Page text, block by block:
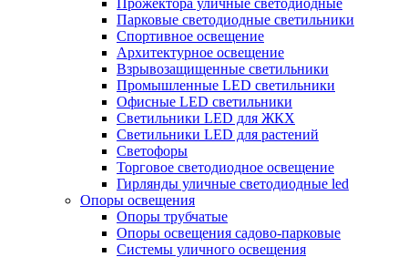
Парковые светодиодные светильники
Спортивное освещение
Архитектурное освещение
Взрывозащищенные светильники
Промышленные LED светильники
Офисные LED светильники
Cветильники LED для ЖКХ
Светильники LED для растений
Светофоры
Торговое светодиодное освещение
Гирлянды уличные светодиодные led
Опоры освещения
Опоры трубчатые
Опоры освещения садово-парковые
Системы уличного освещения